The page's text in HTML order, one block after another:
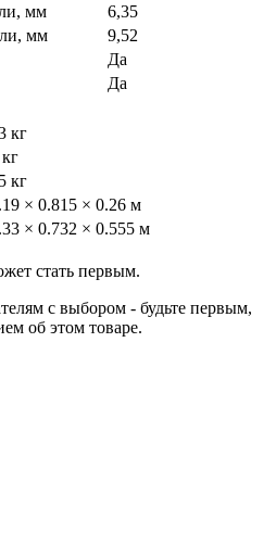
мм
6,35
мм
9,52
Да
Да
кг
кг
× 0.815 × 0.26 м
× 0.732 × 0.555 м
стать первым.
с выбором - будьте первым,
об этом товаре.